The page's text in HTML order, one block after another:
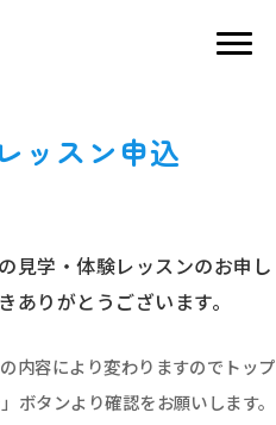
ッスン申込
見学・体験レッスンのお申し
りがとうございます。
内容により変わりますので トップ
ボタンより確認をお願いします。